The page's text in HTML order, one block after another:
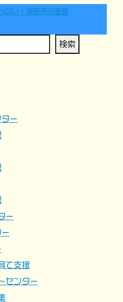
ぱい！神栖市児童館
検索
ー
ー
て支援
センター